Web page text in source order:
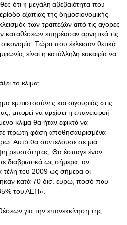
ότι η μεγάλη αβεβαιότητα που
εξαιτίας της δημοσιονομικής
των τραπεζών από τις αγορές
καταθέσεων επηρέασαν αρνητικά τις
Τώρα που έκλεισαν θετικά
είναι η κατάλληλη ευκαιρία να
το κλίμα;
εμπιστοσύνης και σιγουριάς στις
μπορεί να αρχίσει η επανεισροή
κλίμα θα ήταν εφικτό να
σε πρώτη φάση αποθησαυρισμένα
Αυτό θα συντελούσε σε μια
ρευστότητας. Θα έσπαγε έναν
διαβρωτικά ως σήμερα, αν
τέλη του 2009 ως σήμερα οι
κατά 70 δισ. ευρώ, ποσό που
του ΑΕΠ».
για την επανεκκίνηση της